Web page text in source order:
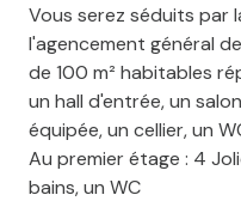
Vous serez séduits par
l'agencement général
de 100 m² habitables
un hall d'entrée, un
équipée, un cellier, un
Au premier étage : 4
bains, un WC